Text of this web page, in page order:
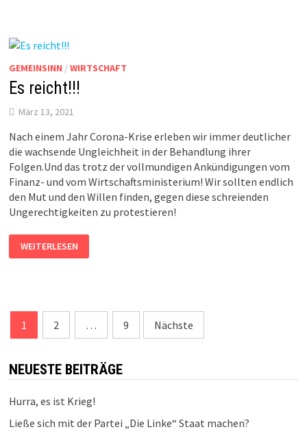
GEMEINSINN / WIRTSCHAFT
Es reicht!!!
März 13, 2021
Nach einem Jahr Corona-Krise erleben wir immer deutlicher
die wachsende Ungleichheit in der Behandlung ihrer
Folgen.Und das trotz der vollmundigen Ankündigungen vom
Finanz- und vom Wirtschaftsministerium! Wir sollten endlich
den Mut und den Willen finden, gegen diese schreienden
Ungerechtigkeiten zu protestieren!
ES
REICHT!!!
WEITERLESEN
Beitragsnavigation
1 2 … 9 Nächste
NEUESTE BEITRÄGE
Hurra, es ist Krieg!
Ließe sich mit der Partei „Die Linke“ Staat machen?